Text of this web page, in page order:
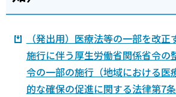
（発出用）医療法等の一部を改
施行に伴う厚生労働省関係省令の
令の一部の施行（地域における医
的な確保の促進に関する法律第7